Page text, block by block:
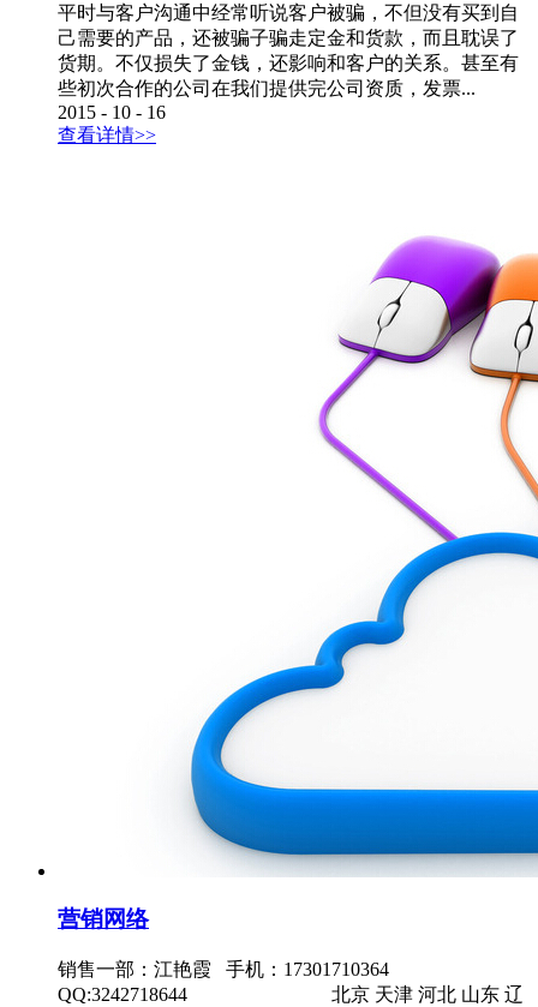
平时与客户沟通中经常听说客户被骗，不但没有买到自
己需要的产品，还被骗子骗走定金和货款，而且耽误了
货期。不仅损失了金钱，还影响和客户的关系。甚至有
些初次合作的公司在我们提供完公司资质，发票...
2015 - 10 - 16
查看详情>>
营销网络
销售一部：江艳霞 手机：17301710364
QQ:3242718644 北京 天津 河北 山东 辽